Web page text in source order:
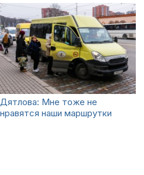
Дятлова: Мне тоже не
нравятся наши маршрутки